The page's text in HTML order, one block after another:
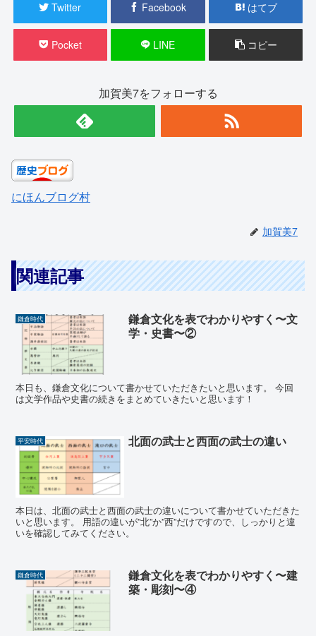
Twitter Facebook はてブ
Pocket LINE コピー
加賀美7をフォローする
にほんブログ村
加賀美7
関連記事
鎌倉時代
鎌倉文化を表でわかりやすく〜文
学・史書〜②
本日も、鎌倉文化について書かせていただきたいと思います。 今回
は文学作品や史書の続きをまとめていきたいと思います！
平安時代 北面の武士と西面の武士の違い
本日は、北面の武士と西面の武士の違いについて書かせていただきた
いと思います。 用語の違いが”北”か”西”だけですので、しっかりと違
いを確認してみてください。
鎌倉時代
鎌倉文化を表でわかりやすく〜建
築・彫刻〜④